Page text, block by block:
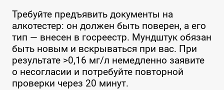
Требуйте предъявить документы на
алкотестер: он должен быть поверен, а его
тип — внесен в госреестр. Мундштук обязан
быть новым и вскрываться при вас. При
результате >0,16 мг/л немедленно заявите
о несогласии и потребуйте повторной
проверки через 20 минут.